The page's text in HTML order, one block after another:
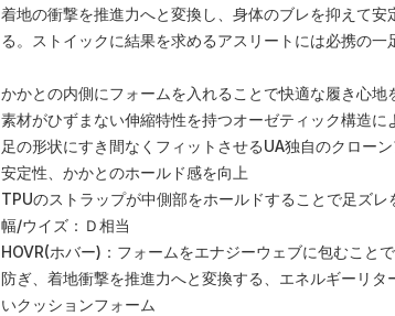
着地の衝撃を推進力へと変換し、身体のブレを抑えて安
る。ストイックに結果を求めるアスリートには必携の一
かかとの内側にフォームを入れることで快適な履き心地
素材がひずまない伸縮特性を持つオーゼティック構造に
足の形状にすき間なくフィットさせるUA独自のクロー
安定性、かかとのホールド感を向上
TPUのストラップが中側部をホールドすることで足ズレ
幅/ウイズ：Ｄ相当
HOVR(ホバー)：フォームをエナジーウェブに包むこと
防ぎ、着地衝撃を推進力へと変換する、エネルギーリタ
いクッションフォーム